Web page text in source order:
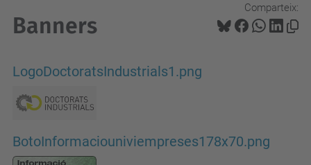
Comparteix:
Banners
LogoDoctoratsIndustrials1.png
BotoInformaciouniviempreses178x70.png